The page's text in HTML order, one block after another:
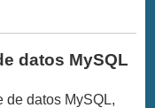
datos MySQL
de datos MySQL,